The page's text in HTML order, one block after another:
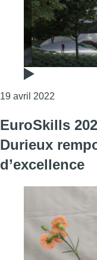
19 avril 2022
EuroSkills
Durieux
d’excellence